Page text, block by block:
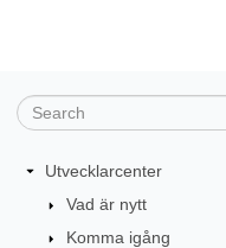
Utvecklarcenter
Vad är nytt
Komma igång